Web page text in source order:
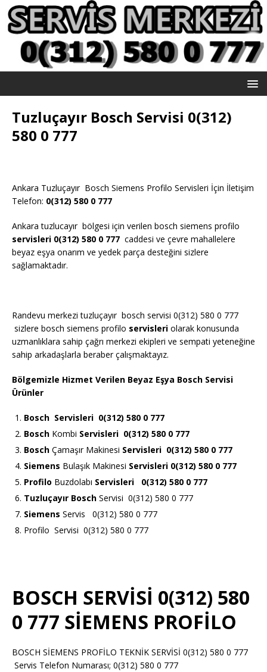
Tuzluçayır Bosch Servisi 0(312)
580 0 777
Ankara Tuzluçayır Bosch Siemens Profilo Servisleri İçin İletişim
Telefon: 0(312) 580 0 777
Ankara tuzlucayır bölgesi için verilen bosch siemens profilo
servisleri 0(312) 580 0 777 caddesi ve çevre mahallelere
beyaz eşya onarım ve yedek parça desteğini sizlere
sağlamaktadır.
Randevu merkezi tuzluçayır bosch servisi 0(312) 580 0 777
sizlere bosch siemens profilo servisleri olarak konusunda
uzmanlıklara sahip çağrı merkezi ekipleri ve sempati yeteneğine
sahip arkadaşlarla beraber çalışmaktayız.
Bölgemizle Hizmet Verilen Beyaz Eşya Bosch Servisi
Ürünler
Bosch Servisleri 0(312) 580 0 777
Bosch Kombi Servisleri 0(312) 580 0 777
Bosch Çamaşır Makinesi Servisleri 0(312) 580 0 777
Siemens Bulaşık Makinesi Servisleri 0(312) 580 0 777
Profilo Buzdolabı Servisleri 0(312) 580 0 777
Tuzluçayır Bosch Servisi 0(312) 580 0 777
Siemens Servis 0(312) 580 0 777
Profilo Servisi 0(312) 580 0 777
BOSCH SERVİSİ 0(312) 580
0 777 SİEMENS PROFİLO
BOSCH SİEMENS PROFİLO TEKNİK SERVİSİ 0(312) 580 0 777
Servis Telefon Numarası; 0(312) 580 0 777